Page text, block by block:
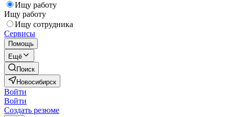
Ищу работу
Ищу работу
Ищу сотрудника
Сервисы
Помощь
Ещё
Поиск
Новосибирск
Войти
Войти
Создать резюме